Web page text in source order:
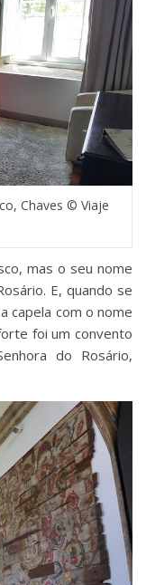
Chaves © Viaje
mas o seu nome
E, quando se
capela com o nome
foi um convento
do Rosário,